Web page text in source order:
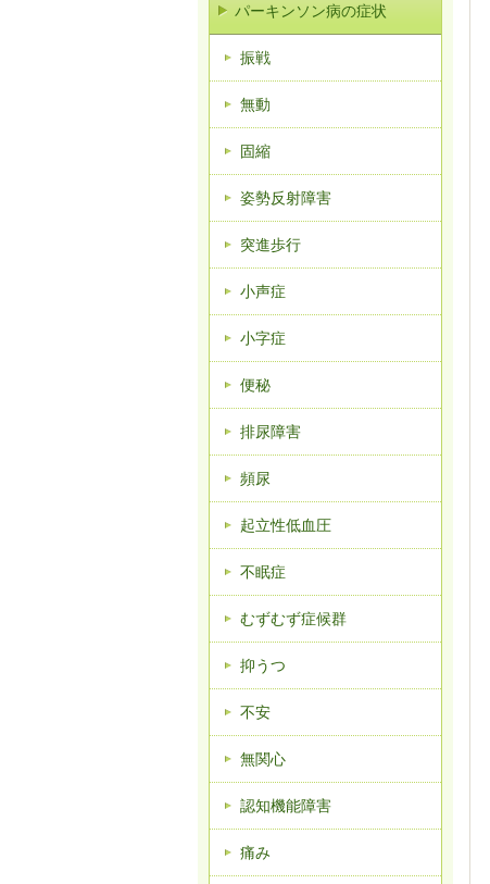
パーキンソン病の症状
振戦
無動
固縮
姿勢反射障害
突進歩行
小声症
小字症
便秘
排尿障害
頻尿
起立性低血圧
不眠症
むずむず症候群
抑うつ
不安
無関心
認知機能障害
痛み